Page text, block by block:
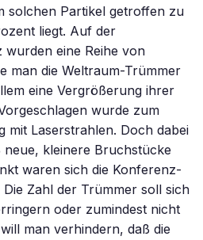
solchen Partikel getroffen zu
liegt. Auf der
eine Reihe von
man die Weltraum-Trümmer
eine Vergrößerung ihrer
wurde zum
mit Laserstrahlen. Doch dabei
neue, kleinere Bruchstücke
waren sich die Konferenz-
Zahl der Trümmer soll sich
oder zumindest nicht
man verhindern, daß die